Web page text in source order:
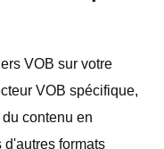
VOB sur votre
VOB spécifique,
contenu en
formats